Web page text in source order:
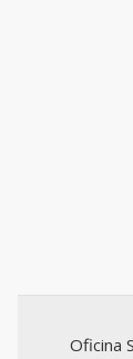
Oficina